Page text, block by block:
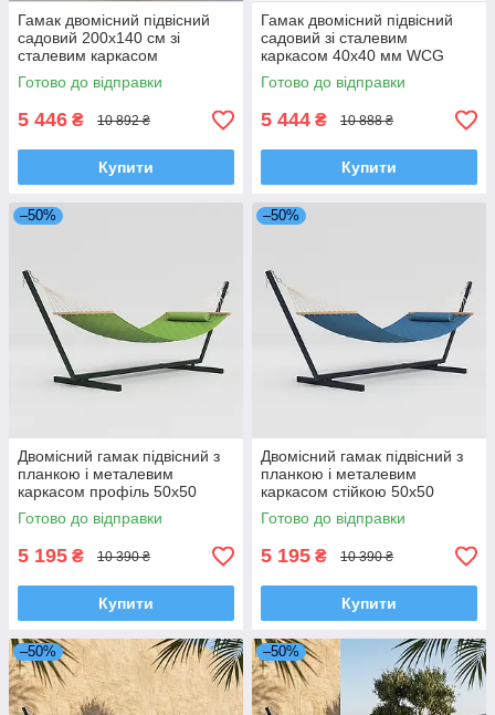
Гамак двомісний підвісний
садовий 200x140 см зі
сталевим каркасом
350х120х120 WCG SOFT XXL
підвісне ліжко для відпочинку
Готово до відправки
5 446 ₴ 10 892 ₴
Купити
Гамак двомісний підвісний
садовий зі сталевим
каркасом 40x40 мм WCG
SOFT XXL 200x140 см для
відпочинку Блакитний
Готово до відправки
5 444 ₴ 10 888 ₴
Купити
–50%
Двомісний гамак підвісний з
планкою і металевим
каркасом профіль 50х50
SOFT XXL 200x140 WCG
Зелений
Готово до відправки
5 195 ₴ 10 390 ₴
Купити
–50%
Двомісний гамак підвісний з
планкою і металевим
каркасом стійкою 50х50
SOFT XXL 200x140 WCG
Блакитний
Готово до відправки
5 195 ₴ 10 390 ₴
Купити
–50% –50%